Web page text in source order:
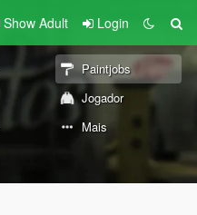
Show Adult Login
Paintjobs
Jogador
Mais